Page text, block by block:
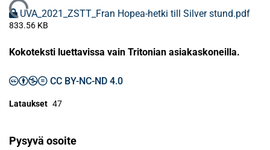
Ladataan...UVA_2021_ZSTT_Fran Hopea-hetki till Silver stund.pdf
833.56 KB
Kokoteksti luettavissa vain Tritonian asiakaskoneilla.
CC BY-NC-ND 4.0
Lataukset 47
Pysyvä osoite